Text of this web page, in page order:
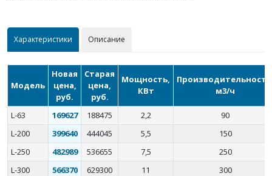
Характеристики Описание
Модель
Новая
цена,
руб.
Старая
цена,
руб.
Мощность,
КВт
м3/ч
L-63 169627 188475 2,2
90
L-200
399640 444045 5,5
150
L-250
482989 536655 7,5
250
L-300
566370 629300 11 300